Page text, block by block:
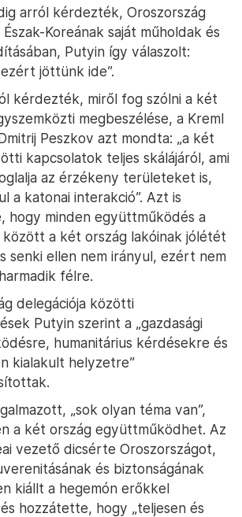
arról kérdezték, Oroszország
Koreának saját műholdak és
Putyin így válaszolt:
jöttünk ide”.
kérdezték, miről fog szólni a két
megbeszélése, a Kreml
Peszkov azt mondta: „a két
kapcsolatok teljes skálájáról, ami
az érzékeny területeket is,
a katonai interakció”. Azt is
hogy minden együttműködés a
a két ország lakóinak jólétét
senki ellen nem irányul, ezért nem
félre.
delegációja közötti
Putyin szerint a „gazdasági
humanitárius kérdésekre és
kialakult helyzetre”
„sok olyan téma van”,
a két ország együttműködhet. Az
vezető dicsérte Oroszországot,
és biztonságának
kiállt a hegemón erőkkel
hozzátette, hogy „teljesen és